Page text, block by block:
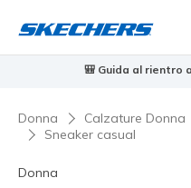
🎒 Guida al rientro
Donna Calzature Donna
Sneaker casual
Donna